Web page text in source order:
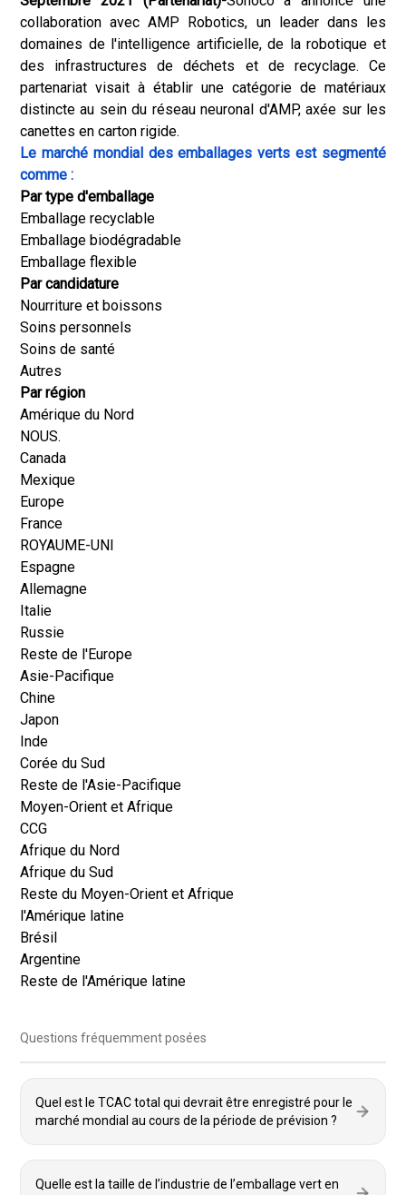
collaboration avec AMP Robotics, un leader dans les
domaines de l'intelligence artificielle, de la robotique et
des infrastructures de déchets et de recyclage. Ce
partenariat visait à établir une catégorie de matériaux
distincte au sein du réseau neuronal d'AMP, axée sur les
canettes en carton rigide.
Le marché mondial des emballages verts est segmenté
comme :
Par type d'emballage
Emballage recyclable
Emballage biodégradable
Emballage flexible
Par candidature
Nourriture et boissons
Soins personnels
Soins de santé
Autres
Par région
Amérique du Nord
NOUS.
Canada
Mexique
Europe
France
ROYAUME-UNI
Espagne
Allemagne
Italie
Russie
Reste de l'Europe
Asie-Pacifique
Chine
Japon
Inde
Corée du Sud
Reste de l'Asie-Pacifique
Moyen-Orient et Afrique
CCG
Afrique du Nord
Afrique du Sud
Reste du Moyen-Orient et Afrique
l'Amérique latine
Brésil
Argentine
Reste de l'Amérique latine
Questions fréquemment posées
Quel est le TCAC total qui devrait être enregistré pour le
marché mondial au cours de la période de prévision ?
Quelle est la taille de l’industrie de l’emballage vert en